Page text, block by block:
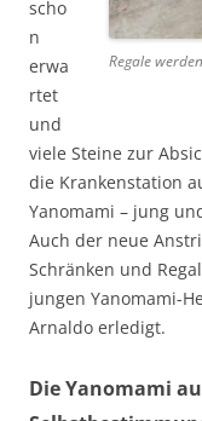
Regale
scho
n
erwa
rtet
und
viele Steine zur
die Krankenstation
Yanomami – jung
Auch der neue
Schränken und
jungen Yanomami-
Arnaldo erledigt.
Die Yanomami